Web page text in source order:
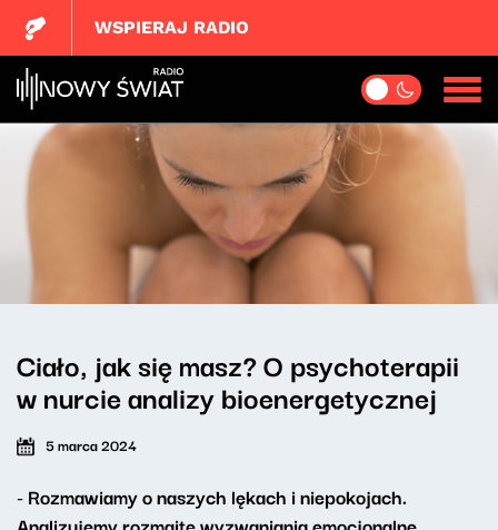
WSPIERAJ RADIO
Ciało, jak się masz? O psychoterapii
w nurcie analizy bioenergetycznej
5 marca 2024
- Rozmawiamy o naszych lękach i niepokojach.